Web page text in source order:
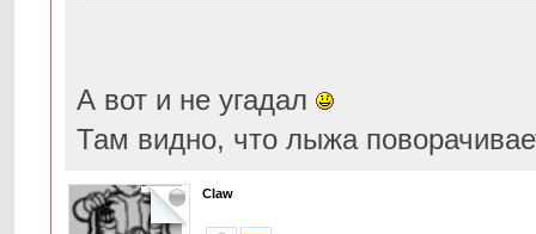
А вот и не угадал
Там видно, что лыжа
Claw